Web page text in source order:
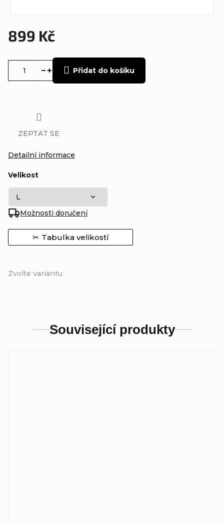
899 Kč
Zvolte variantu
Velikost
Možnosti doručení
Tabulka velikostí
Přidat do košíku
Detailní informace
ZEPTAT SE
Související produkty